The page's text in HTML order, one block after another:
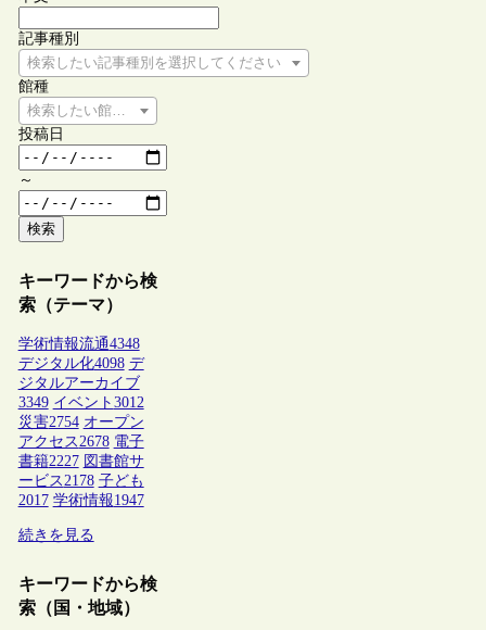
記事種別
検索したい記事種別を選択してください
館種
検索したい館種を選択してください
投稿日
～
検索
キーワードから検
索（テーマ）
学術情報流通4348
デジタル化4098 デ
ジタルアーカイブ
3349 イベント 3012
災害2754 オープン
アクセス2678 電子
書籍2227 図書館サ
ービス2178 子ども
2017 学術情報1947
続きを見る
キーワードから検
索（国・地域）